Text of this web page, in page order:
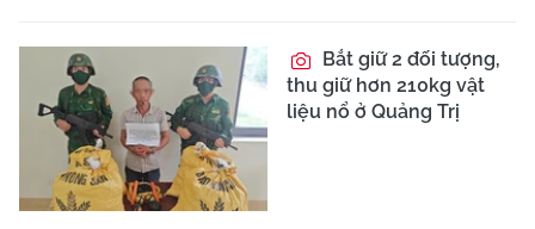
Bắt giữ 2 đối tượng,
thu giữ hơn 210kg vật
liệu nổ ở Quảng Trị